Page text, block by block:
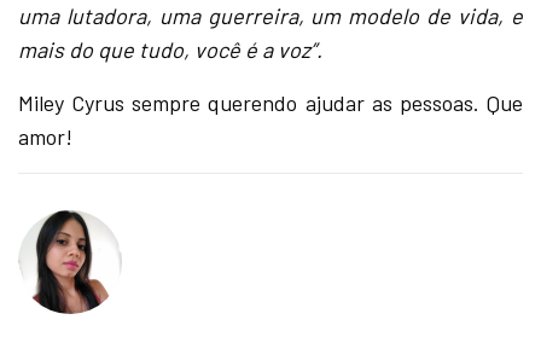
uma lutadora, uma guerreira, um modelo de vida, e
mais do que tudo, você é a voz”.
Miley Cyrus sempre querendo ajudar as pessoas. Que
amor!